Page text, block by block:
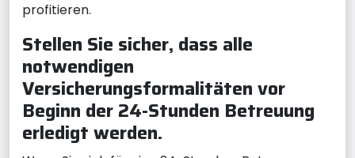
profitieren.
Stellen Sie sicher, dass alle
notwendigen
Versicherungsformalitäten vor
Beginn der 24-Stunden Betreuung
erledigt werden.